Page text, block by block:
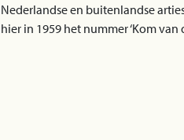
Nederlandse en buitenlandse
hier in 1959 het nummer ‘Kom van